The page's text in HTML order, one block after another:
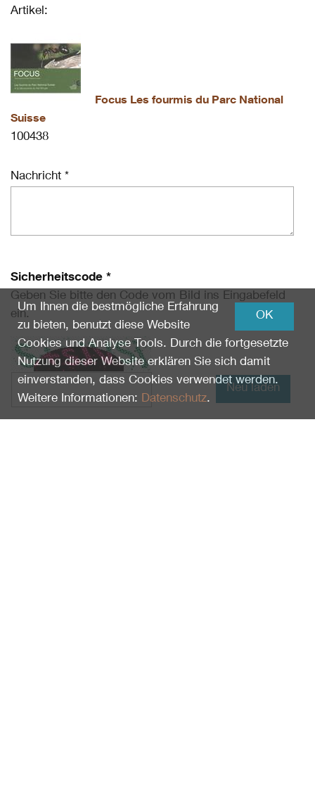
Artikel:
Focus Les fourmis du Parc National
Suisse
100438
Nachricht *
Sicherheitscode *
Geben Sie bitte den Code vom Bild ins Eingabefeld
ein.
Neu laden
OK
Um Ihnen die bestmögliche Erfahrung
zu bieten, benutzt diese Website
Cookies und Analyse Tools. Durch die fortgesetzte
Nutzung dieser Website erklären Sie sich damit
einverstanden, dass Cookies verwendet werden.
Weitere Informationen: Datenschutz.